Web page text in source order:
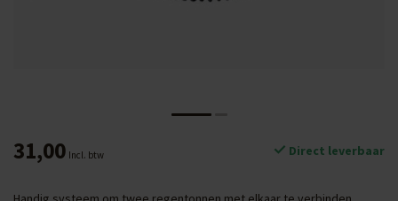
31,00 Incl. btw Direct leverbaar